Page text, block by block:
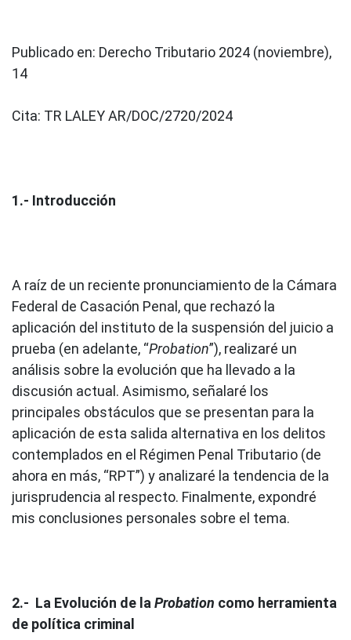
Publicado en: Derecho Tributario 2024 (noviembre),
14
Cita: TR LALEY AR/DOC/2720/2024
1.- Introducción
A raíz de un reciente pronunciamiento de la Cámara
Federal de Casación Penal, que rechazó la
aplicación del instituto de la suspensión del juicio a
prueba (en adelante, “Probation”), realizaré un
análisis sobre la evolución que ha llevado a la
discusión actual. Asimismo, señalaré los
principales obstáculos que se presentan para la
aplicación de esta salida alternativa en los delitos
contemplados en el Régimen Penal Tributario (de
ahora en más, “RPT”) y analizaré la tendencia de la
jurisprudencia al respecto. Finalmente, expondré
mis conclusiones personales sobre el tema.
2.- La Evolución de la Probation como herramienta
de política criminal